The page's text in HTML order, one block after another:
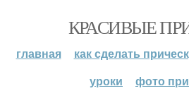
КРАСИВЫЕ
главная как сделать
уроки
фото